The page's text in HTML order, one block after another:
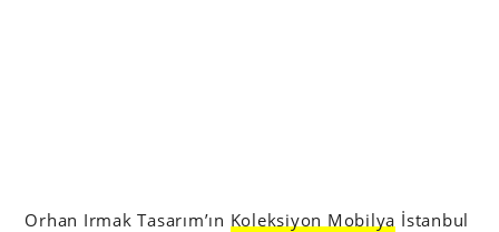
Orhan Irmak Tasarım’ın Koleksiyon Mobilya İstanbul